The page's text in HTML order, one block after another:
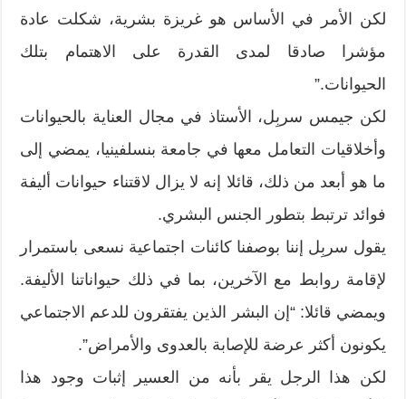
لكن الأمر في الأساس هو غريزة بشرية، شكلت عادة
مؤشرا صادقا لمدى القدرة على الاهتمام بتلك
الحيوانات.”
لكن جيمس سربِل، الأستاذ في مجال العناية بالحيوانات
وأخلاقيات التعامل معها في جامعة بنسلفينيا، يمضي إلى
ما هو أبعد من ذلك، قائلا إنه لا يزال لاقتناء حيوانات أليفة
فوائد ترتبط بتطور الجنس البشري.
يقول سربِل إننا بوصفنا كائنات اجتماعية نسعى باستمرار
لإقامة روابط مع الآخرين، بما في ذلك حيواناتنا الأليفة.
ويمضي قائلا: “إن البشر الذين يفتقرون للدعم الاجتماعي
يكونون أكثر عرضة للإصابة بالعدوى والأمراض”.
لكن هذا الرجل يقر بأنه من العسير إثبات وجود هذا